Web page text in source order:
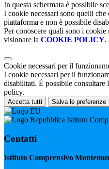
In questa schermata è possibile
I cookie necessari sono quelli
piattaforma e non è possibile
Per conoscere quali sono i
visionare la COOKIE POLICY.
Cookie necessari per il
I cookie necessari per il
disabilitati. È possibile consultare
policy.
Accetta tutti Salva le preferenze
Istituto
Contatti
Istituto Comprensivo